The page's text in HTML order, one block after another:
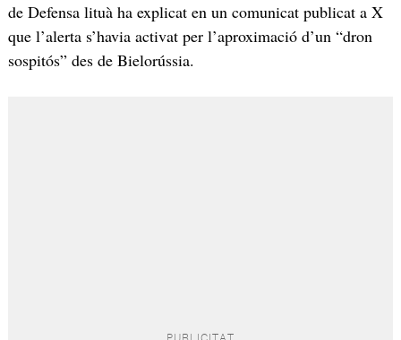
de Defensa lituà ha explicat en un comunicat publicat a X
que l’alerta s’havia activat per l’aproximació d’un “dron
sospitós” des de Bielorússia.